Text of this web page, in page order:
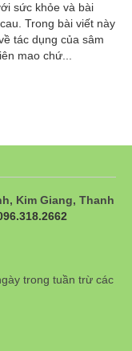
sức khỏe và bài
Trong bài viết này
tác dụng của sâm
mao chứ...
Kim Giang, Thanh
trong tuần trừ các